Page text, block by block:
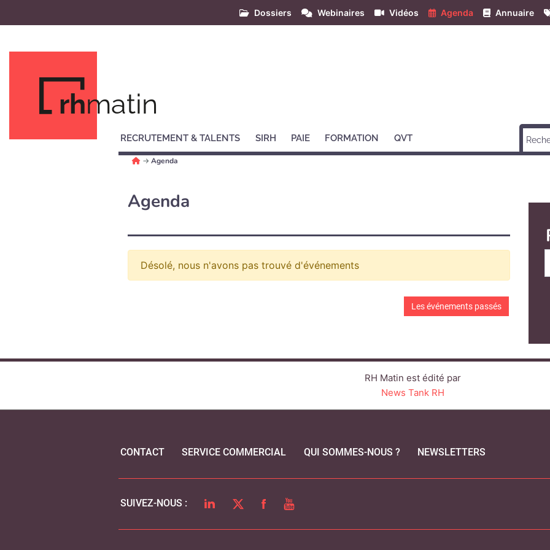
Dossiers Webinaires Vidéos Agenda Annuaire
rhmatin
RECRUTEMENT & TALENTS SIRH PAIE FORMATION QVT
→Agenda
Agenda
Désolé, nous n'avons pas trouvé d'événements
Les événements passés
RH Matin est édité par
News Tank RH
CONTACT SERVICE COMMERCIAL QUI SOMMES-NOUS ? NEWSLETTERS
SUIVEZ-NOUS : LINKEDINTWITTERFACEBOOK
YOUTUBE